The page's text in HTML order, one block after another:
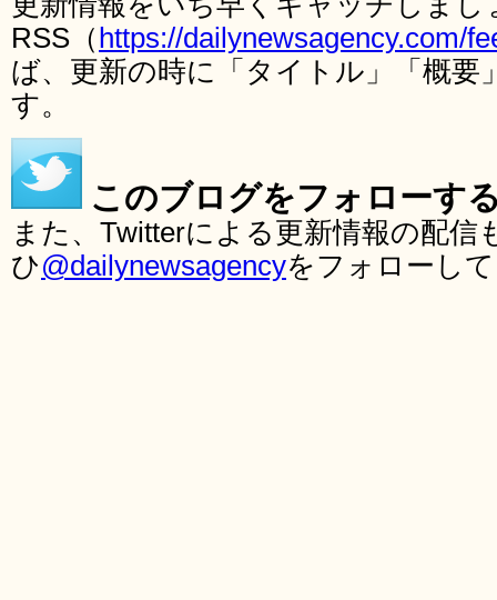
RSS（ https://dailynewsagency.com/
ば、更新の時に「タイトル」「概要
す。
このブログをフォローす
また、Twitterによる更新情報の配
ひ@dailynewsagencyをフォローし